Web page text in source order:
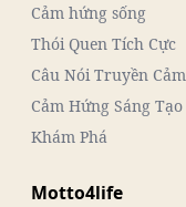
Cảm hứng sống
Thói Quen Tích Cực
Câu Nói Truyền
Cảm Hứng Sáng Tạo
Khám Phá
Motto4life